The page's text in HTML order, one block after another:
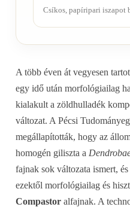
Csíkos, papíripari iszapot
A több éven át vegyesen
egy idő után morfológiailag
kialakult a zöldhulladék
változat. A Pécsi
megállapították, hogy az
homogén giliszta a
fajnak sok változata ismert,
ezektől morfológiailag és
Compastor alfajnak. A